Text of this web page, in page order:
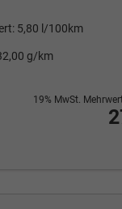
5,80 l/100km
g/km
19% MwSt.
drucken